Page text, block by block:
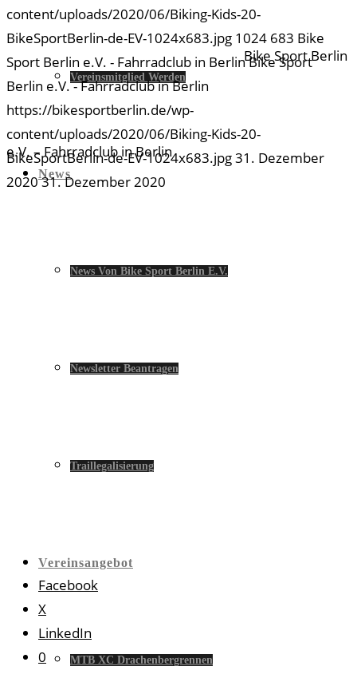
Bike Sport Berlin
e.V. – Fahrradclub in Berlin
Vereinsmitglied Werden
News
News Von Bike Sport Berlin E.V.
Newsletter Beantragen
Traillegalisierung
Vereinsangebot
MTB XC Drachenbergrennen
content/uploads/2020/06/Biking-Kids-20-
BikeSportBerlin-de-EV-1024x683.jpg 1024 683 Bike
Sport Berlin e.V. - Fahrradclub in BerlinBike Sport
Berlin e.V. - Fahrradclub in Berlin
https://bikesportberlin.de/wp-
content/uploads/2020/06/Biking-Kids-20-
BikeSportBerlin-de-EV-1024x683.jpg31. Dezember
2020 31. Dezember 2020
Facebook
X
LinkedIn
0